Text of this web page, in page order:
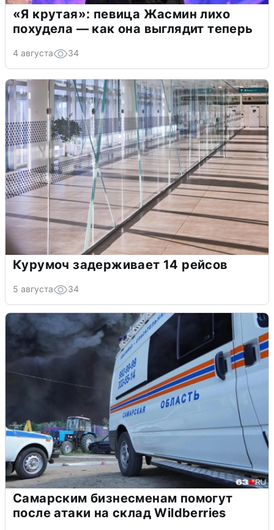
«Я крутая»: певица Жасмин лихо
похудела — как она выглядит теперь
4 августа 34
Курумоч задерживает 14 рейсов
5 августа 34
Самарским бизнесменам помогут
после атаки на склад Wildberries